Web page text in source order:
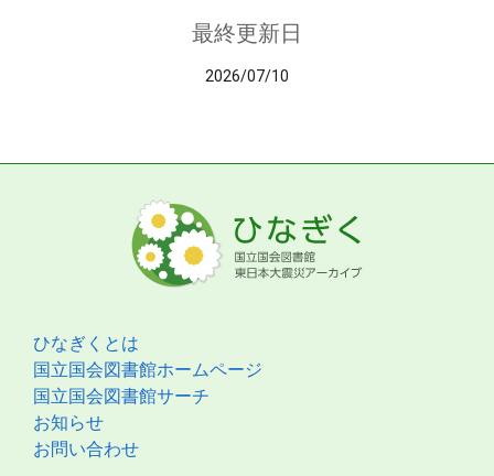
最終更新日
2026/07/10
ひなぎくとは
国立国会図書館ホームページ
国立国会図書館サーチ
お知らせ
お問い合わせ